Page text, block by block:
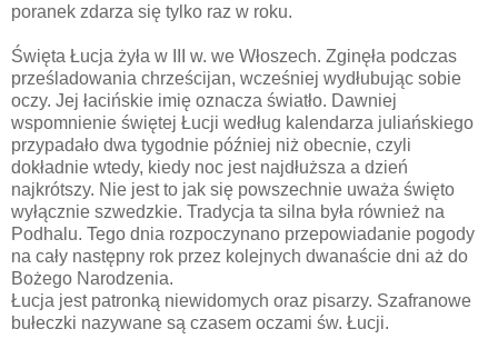
poranek zdarza się tylko raz w roku.
Święta Łucja żyła w III w. we Włoszech. Zginęła podczas
prześladowania chrześcijan, wcześniej wydłubując sobie
oczy. Jej łacińskie imię oznacza światło. Dawniej
wspomnienie świętej Łucji według kalendarza juliańskiego
przypadało dwa tygodnie później niż obecnie, czyli
dokładnie wtedy, kiedy noc jest najdłuższa a dzień
najkrótszy. Nie jest to jak się powszechnie uważa święto
wyłącznie szwedzkie. Tradycja ta silna była również na
Podhalu. Tego dnia rozpoczynano przepowiadanie pogody
na cały następny rok przez kolejnych dwanaście dni aż do
Bożego Narodzenia.
Łucja jest patronką niewidomych oraz pisarzy. Szafranowe
bułeczki nazywane są czasem oczami św. Łucji.